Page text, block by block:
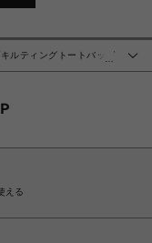
ルティングトートバッグ
える